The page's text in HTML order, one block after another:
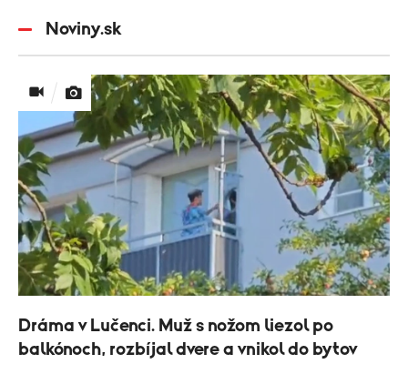
Noviny.sk
Dráma v Lučenci. Muž s nožom liezol po
balkónoch, rozbíjal dvere a vnikol do bytov